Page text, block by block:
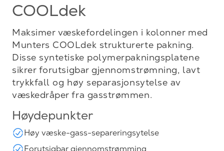
COOLdek
Maksimer væskefordelingen i kolonner med
Munters COOLdek strukturerte pakning.
Disse syntetiske polymerpakningsplatene
sikrer forutsigbar gjennomstrømning, lavt
trykkfall og høy separasjonsytelse av
væskedråper fra gasstrømmen.
Høydepunkter
Høy væske-gass-separeringsytelse
Forutsigbar gjennomstrømming